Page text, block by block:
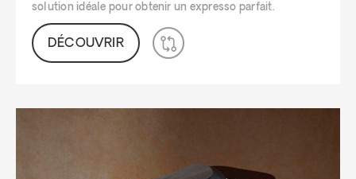
solution idéale pour obtenir un expresso parfait.
DÉCOUVRIR